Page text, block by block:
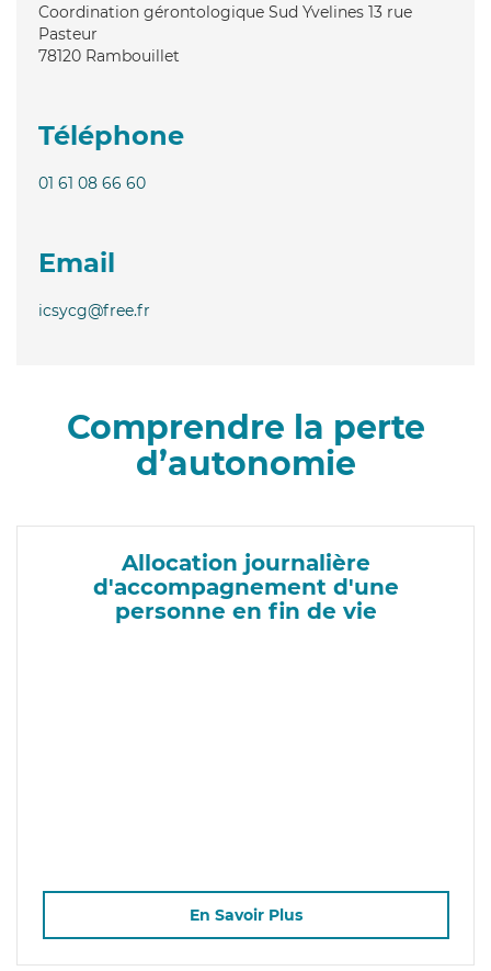
Coordination gérontologique Sud Yvelines 13 rue
Pasteur
78120 Rambouillet
Téléphone
01 61 08 66 60
Email
icsycg@free.fr
Comprendre la perte
d’autonomie
Allocation journalière
d'accompagnement d'une
personne en fin de vie
En Savoir Plus